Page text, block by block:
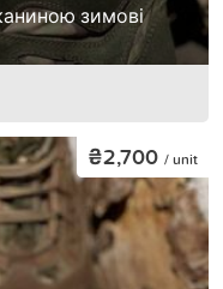
зимові
₴2,700 / unit